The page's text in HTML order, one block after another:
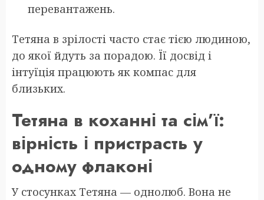
перевантажень.
Тетяна в зрілості часто стає тією людиною,
до якої йдуть за порадою. Її досвід і
інтуїція працюють як компас для
близьких.
Тетяна в коханні та сім’ї:
вірність і пристрасть у
одному флаконі
У стосунках Тетяна — однолюб. Вона не